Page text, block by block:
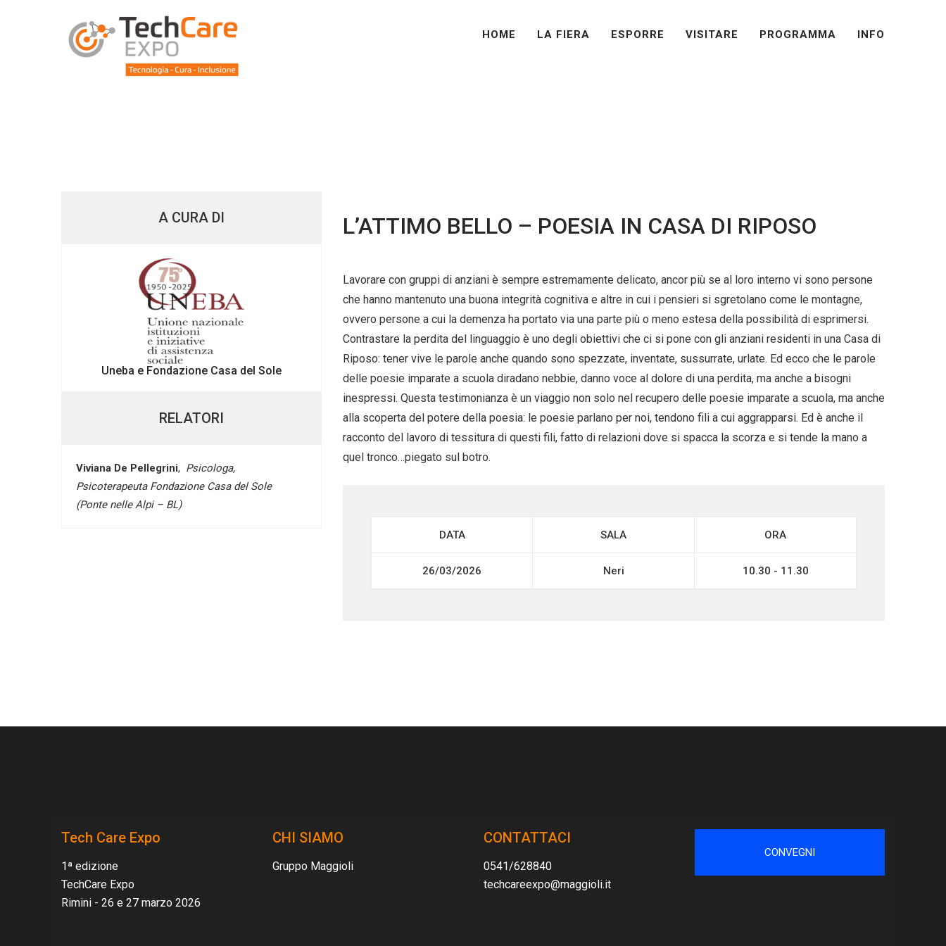
ESPORRE VISITARE PROGRAMMA INFO PROGRAMMA
HOME LA FIERA ESPORRE VISITARE PROGRAMMA INFO
A CURA DI
Uneba e Fondazione Casa del Sole
RELATORI
Viviana De Pellegrini, Psicologa,
Psicoterapeuta Fondazione Casa del Sole
(Ponte nelle Alpi – BL)
L’ATTIMO BELLO – POESIA IN CASA DI RIPOSO
Lavorare con gruppi di anziani è sempre estremamente delicato, ancor più se al loro interno vi sono persone
che hanno mantenuto una buona integrità cognitiva e altre in cui i pensieri si sgretolano come le montagne,
ovvero persone a cui la demenza ha portato via una parte più o meno estesa della possibilità di esprimersi.
Contrastare la perdita del linguaggio è uno degli obiettivi che ci si pone con gli anziani residenti in una Casa di
Riposo: tener vive le parole anche quando sono spezzate, inventate, sussurrate, urlate. Ed ecco che le parole
delle poesie imparate a scuola diradano nebbie, danno voce al dolore di una perdita, ma anche a bisogni
inespressi. Questa testimonianza è un viaggio non solo nel recupero delle poesie imparate a scuola, ma anche
alla scoperta del potere della poesia: le poesie parlano per noi, tendono fili a cui aggrapparsi. Ed è anche il
racconto del lavoro di tessitura di questi fili, fatto di relazioni dove si spacca la scorza e si tende la mano a
quel tronco…piegato sul botro.
DATA SALA ORA
26/03/2026 Neri 10.30 - 11.30
Tech Care Expo
1ª edizione
TechCare Expo
Rimini - 26 e 27 marzo 2026
CHI SIAMO
Gruppo Maggioli
CONTATTACI
0541/628840
techcareexpo@maggioli.it
CONVEGNI